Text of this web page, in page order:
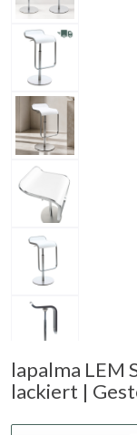
lapalma LEM
lackiert |